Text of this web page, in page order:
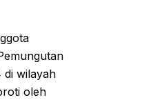
di wilayah
oleh